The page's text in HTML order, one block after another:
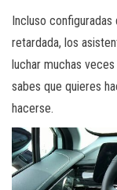
Incluso
retardada, los
luchar muchas
sabes que quieres
hacerse.